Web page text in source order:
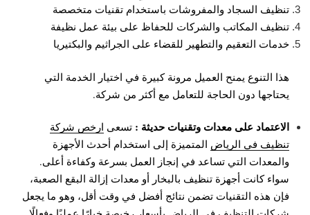
تنظيف السجاد والمفروشات باستخدام تقنيات متخصصة
تنظيف المكاتب والشركات للحفاظ على بيئة عمل نظيفة
خدمات التعقيم والتطهير للقضاء على الجراثيم والبكتيريا
هذا التنوع يمنح العميل مرونة كبيرة في اختيار الخدمة التي
يحتاجها دون الحاجة للتعامل مع أكثر من شركة.
الاعتماد على معدات وتقنيات حديثة : تسعى ارخص شركة
تنظيف في الرياض المتميزة إلى استخدام أحدث الأجهزة
والمعدات التي تساعد في إنجاز العمل بسرعة وكفاءة أعلى.
سواء كانت أجهزة تنظيف بالبخار أو معدات إزالة البقع الصعبة،
فإن هذه التقنيات تضمن نتائج أفضل في وقت أقل، وهو ما يجعل